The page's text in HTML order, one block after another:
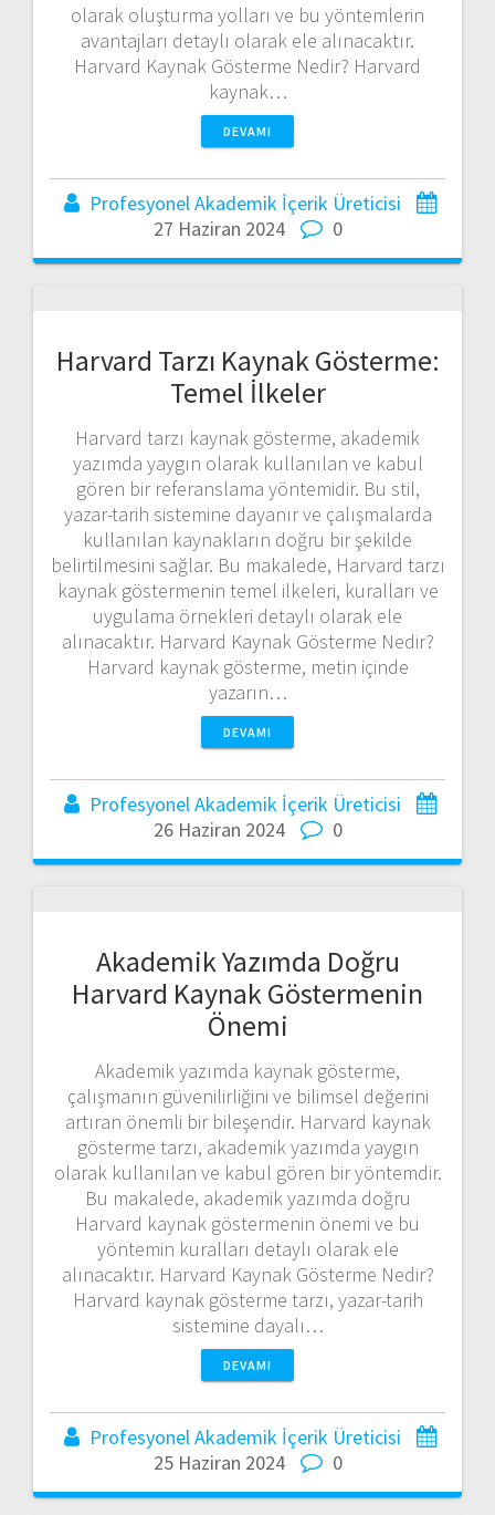
olarak oluşturma yolları ve bu yöntemlerin
avantajları detaylı olarak ele alınacaktır.
Harvard Kaynak Gösterme Nedir? Harvard
kaynak…
DEVAMI
Profesyonel Akademik İçerik Üreticisi
27 Haziran 2024
0
Harvard Tarzı Kaynak Gösterme:
Temel İlkeler
Harvard tarzı kaynak gösterme, akademik
yazımda yaygın olarak kullanılan ve kabul
gören bir referanslama yöntemidir. Bu stil,
yazar-tarih sistemine dayanır ve çalışmalarda
kullanılan kaynakların doğru bir şekilde
belirtilmesini sağlar. Bu makalede, Harvard tarzı
kaynak göstermenin temel ilkeleri, kuralları ve
uygulama örnekleri detaylı olarak ele
alınacaktır. Harvard Kaynak Gösterme Nedir?
Harvard kaynak gösterme, metin içinde
yazarın…
DEVAMI
Profesyonel Akademik İçerik Üreticisi
26 Haziran 2024
0
Akademik Yazımda Doğru
Harvard Kaynak Göstermenin
Önemi
Akademik yazımda kaynak gösterme,
çalışmanın güvenilirliğini ve bilimsel değerini
artıran önemli bir bileşendir. Harvard kaynak
gösterme tarzı, akademik yazımda yaygın
olarak kullanılan ve kabul gören bir yöntemdir.
Bu makalede, akademik yazımda doğru
Harvard kaynak göstermenin önemi ve bu
yöntemin kuralları detaylı olarak ele
alınacaktır. Harvard Kaynak Gösterme Nedir?
Harvard kaynak gösterme tarzı, yazar-tarih
sistemine dayalı…
DEVAMI
Profesyonel Akademik İçerik Üreticisi
25 Haziran 2024
0